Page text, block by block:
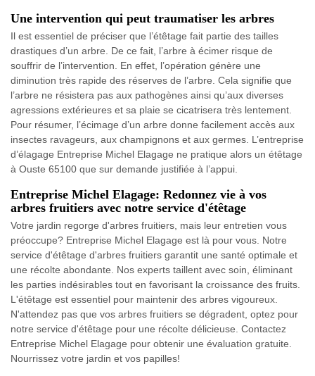
Une intervention qui peut traumatiser les arbres
Il est essentiel de préciser que l’étêtage fait partie des tailles
drastiques d’un arbre. De ce fait, l’arbre à écimer risque de
souffrir de l’intervention. En effet, l’opération génère une
diminution très rapide des réserves de l’arbre. Cela signifie que
l’arbre ne résistera pas aux pathogènes ainsi qu’aux diverses
agressions extérieures et sa plaie se cicatrisera très lentement.
Pour résumer, l’écimage d’un arbre donne facilement accès aux
insectes ravageurs, aux champignons et aux germes. L’entreprise
d’élagage Entreprise Michel Elagage ne pratique alors un étêtage
à Ouste 65100 que sur demande justifiée à l’appui.
Entreprise Michel Elagage: Redonnez vie à vos
arbres fruitiers avec notre service d'étêtage
Votre jardin regorge d'arbres fruitiers, mais leur entretien vous
préoccupe? Entreprise Michel Elagage est là pour vous. Notre
service d'étêtage d'arbres fruitiers garantit une santé optimale et
une récolte abondante. Nos experts taillent avec soin, éliminant
les parties indésirables tout en favorisant la croissance des fruits.
L'étêtage est essentiel pour maintenir des arbres vigoureux.
N'attendez pas que vos arbres fruitiers se dégradent, optez pour
notre service d'étêtage pour une récolte délicieuse. Contactez
Entreprise Michel Elagage pour obtenir une évaluation gratuite.
Nourrissez votre jardin et vos papilles!